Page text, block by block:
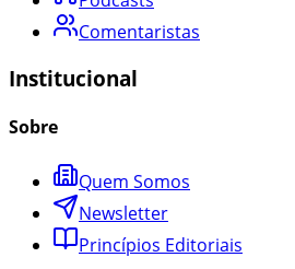
Comentaristas
Institucional
Sobre
Quem Somos
Newsletter
Princípios Editoriais